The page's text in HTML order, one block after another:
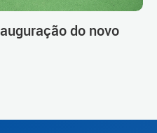
do novo